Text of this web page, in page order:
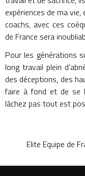
expériences de ma vie,
coachs, avec ces
de France sera
Pour les générations
long travail plein
des déceptions, des
faire à fond et de se
lâchez pas tout est
Elite Equipe de